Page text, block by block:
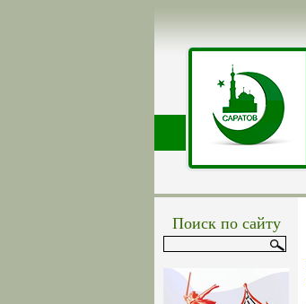
Поиск по сайту